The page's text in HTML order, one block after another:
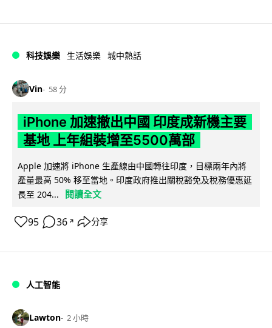
科技娛樂 生活娛樂 城中熱話
Vin 58 分
iPhone 加速撤出中國 印度成新機主要
基地 上年組裝增至5500萬部
Apple 加速將 iPhone 生產線由中國轉往印度，目標兩年內將
產量最高 50% 移至當地。印度政府推出關稅豁免及稅務優惠延
長至 204...
閱讀全文
95 36 ↗ 分享
人工智能
Lawton 2 小時